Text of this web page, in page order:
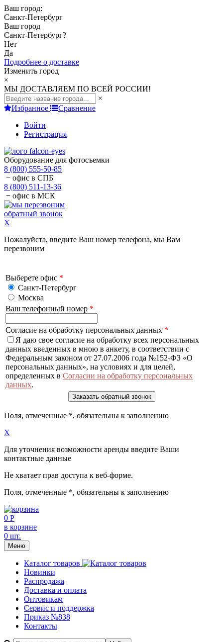
Ваш город:
Санкт-Петербург
Ваш город
Санкт-Петербург?
Нет
Да
Подробнее о доставке
Изменить город
×
МЫ ДОСТАВЛЯЕМ ПО ВСЕЙ РОССИИ!
×
Избранное
Сравнение
Войти
Регистрация
Оборудование для фотосъемки
8 (800) 555-50-85
− офис в СПБ
8 (800) 511-13-36
− офис в МСК
обратный звонок
X
Пожалуйста, введите Ваш номер телефона, мы Вам
перезвоним
Выберете офис *
Санкт-Петербург
Москва
Ваш телефонный номер *
Согласие на обработку персональных данных *
Я даю свое согласие на обработку всех персональных
данных введенных в мною в анкету, в соответствии с
Федеральным законом от 27.07.2006 года №152-ФЗ «О
персональных данных», на условиях и для целей,
определенных в Согласии на обработку персональных
данных.
Поля, отмеченные *, обязательны к заполнению
X
Для уточнения возможности аренды введите Ваши
контактные данные
Не хватает прав доступа к веб-форме.
Поля, отмеченные *, обязательны к заполнению
0 Р
в корзине
0 шт.
Меню
Каталог товаров
Новинки
Распродажа
Доставка и оплата
Оптовикам
Сервис и поддержка
Приказ №838
Контакты